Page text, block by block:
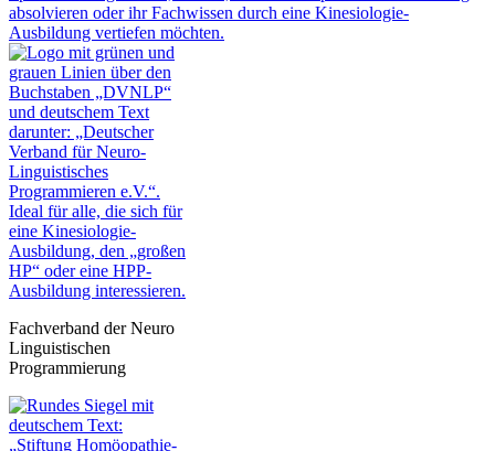
Fachverband der Neuro
Linguistischen
Programmierung